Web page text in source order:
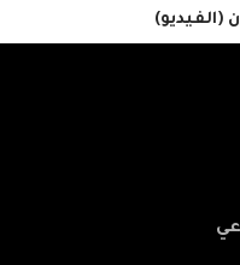
(الفيديو)